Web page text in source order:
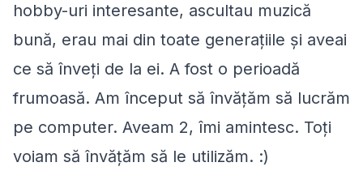
hobby-uri interesante, ascultau muzică
bună, erau mai din toate generaţiile şi aveai
ce să înveţi de la ei. A fost o perioadă
frumoasă. Am început să învățăm să lucrăm
pe computer. Aveam 2, îmi amintesc. Toți
voiam să învățăm să le utilizăm. :)